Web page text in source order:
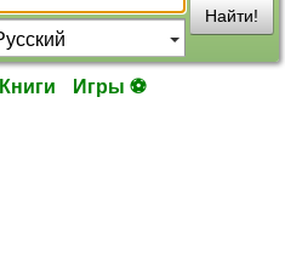
Найти!
Книги Игры ⚽